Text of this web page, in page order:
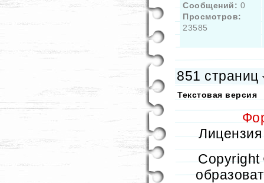
Сообщений: 0
Просмотров:
23585
851 страниц
Текстовая версия